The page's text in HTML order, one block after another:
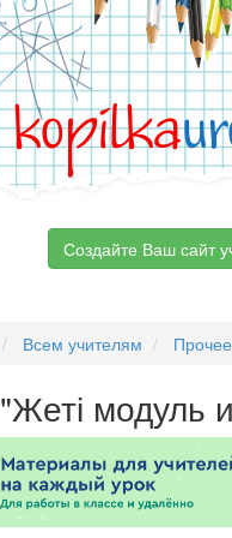
kopilka
Создайте Ваш сайт
Всем учителям Прочее
"Жеті модуль